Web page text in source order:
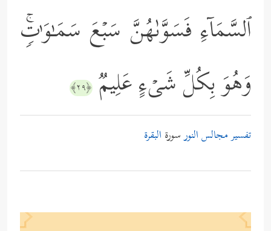
ٱلسَّمَاۤءِ فَسَوَّىٰهُنَّ سَبۡعَ سَمَـٰوَ ٰ⁠تࣲۚ
وَهُوَ بِكُلِّ شَیۡءٍ عَلِیمࣱ ﴿٢٩﴾
تفسير مجالس النورسورة البقرة